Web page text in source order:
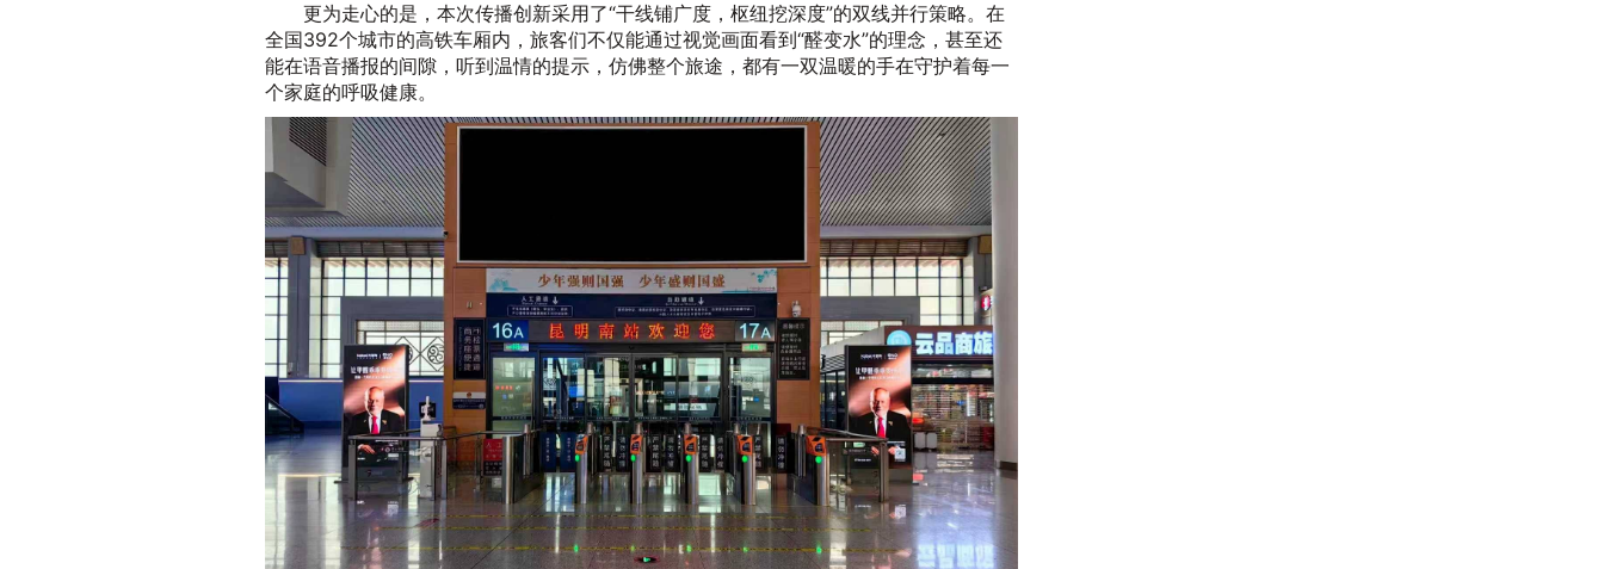
更为走心的是，本次传播创新采用了“干线铺广度，枢纽挖深度”的双线并行策略。在
全国392个城市的高铁车厢内，旅客们不仅能通过视觉画面看到“醛变水”的理念，甚至还
能在语音播报的间隙，听到温情的提示，仿佛整个旅途，都有一双温暖的手在守护着每一
个家庭的呼吸健康。